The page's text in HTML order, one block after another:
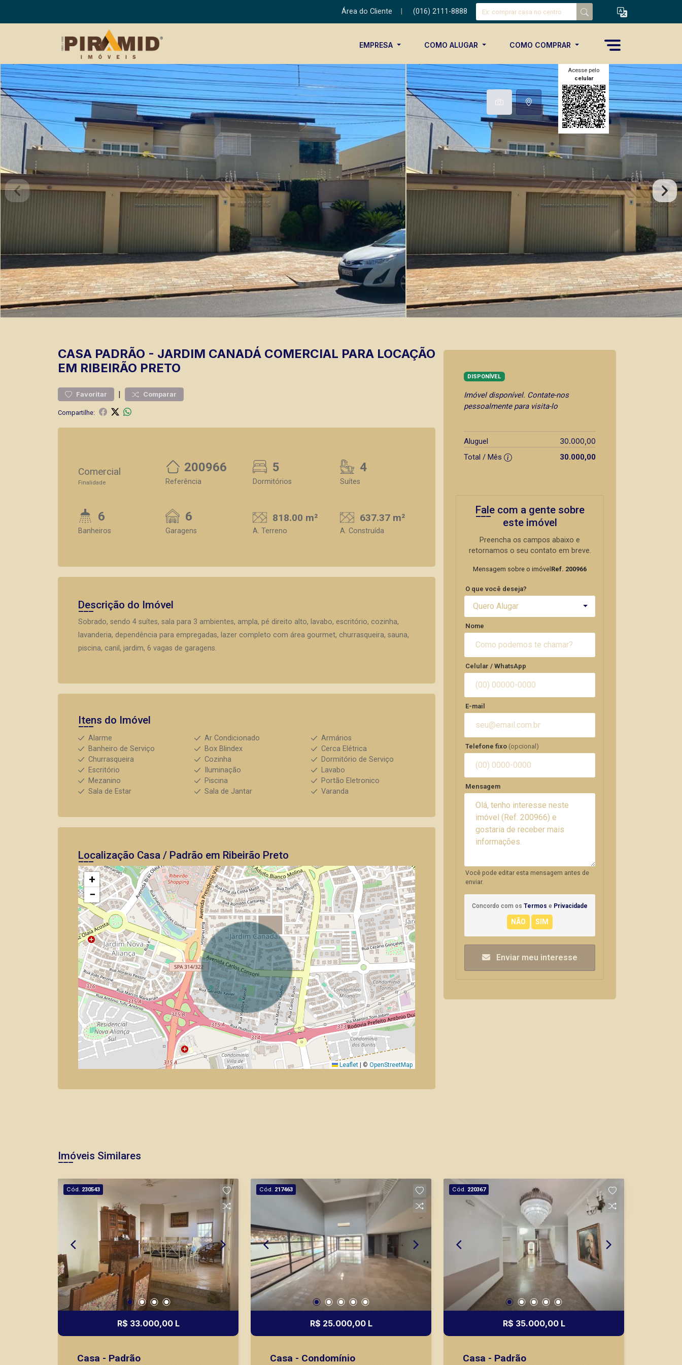
Área do Cliente (016) 2111-8888
EMPRESA COMO ALUGAR COMO COMPRAR
Acesse pelo
celular
CASA PADRÃO - JARDIM CANADÁ COMERCIAL PARA LOCAÇÃO
EM RIBEIRÃO PRETO
Favoritar | Comparar
Compartilhe:
Comercial
Finalidade
200966
Referência
5
Dormitórios
4
Suítes
6
Banheiros
6
Garagens
818.00 m²
A. Terreno
637.37 m²
A. Construída
Descrição do Imóvel
Sobrado, sendo 4 suítes, sala para 3 ambientes, ampla, pé direito alto, lavabo, escritório, cozinha,
lavanderia, dependência para empregadas, lazer completo com área gourmet, churrasqueira, sauna,
piscina, canil, jardim, 6 vagas de garagens.
Itens do Imóvel
Alarme Ar Condicionado
Armários
Banheiro de Serviço
Box Blindex
Cerca Elétrica
Churrasqueira
Cozinha
Dormitório de Serviço
Escritório
Iluminação
Lavabo
Mezanino
Piscina
Portão Eletronico
Sala de Estar
Sala de Jantar Varanda
Localização Casa / Padrão em Ribeirão Preto
+
−
Leaflet © OpenStreetMap
DISPONÍVEL
Imóvel disponível. Contate-nos
pessoalmente para visita-lo
Aluguel 30.000,00
Total / Mês 30.000,00
Fale com a gente sobre
este imóvel
Preencha os campos abaixo e
retornamos o seu contato em breve.
Mensagem sobre o imóvel Ref. 200966
O que você deseja?
Quero Alugar
Nome
Celular / WhatsApp
E-mail
Telefone fixo (opcional)
Mensagem
Você pode editar esta mensagem antes de
enviar.
Concordo com os Termos e Privacidade
Enviar meu interesse
Imóveis Similares
Cód. 230543
R$ 33.000,00 L
Casa - Padrão
Cód. 217463
R$ 25.000,00 L
Casa - Condomínio
Cód. 220367
R$ 35.000,00 L
Casa - Padrão